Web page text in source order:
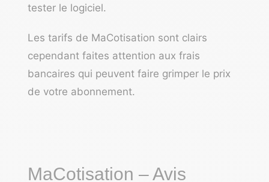
tester le logiciel.
Les tarifs de MaCotisation sont clairs
cependant faites attention aux frais
bancaires qui peuvent faire grimper le prix
de votre abonnement.
MaCotisation – Avis